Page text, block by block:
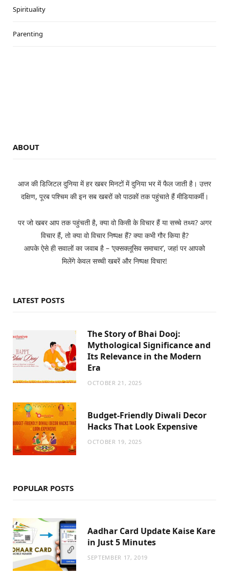
Spirituality
Parenting
ABOUT
आज की डिजिटल दुनिया में हर खबर मिनटों में दुनिया भर में फैल जाती है। उत्तर
दक्षिण, पूरब पश्चिम की इन सब खबरों को पाठकों तक पहुंचाते हैं मीडियाकर्मी।
पर जो खबर आप तक पहुंचती है, क्या वो किसी के विचार हैं या सच्चे तथ्य? अगर
विचार हैं, तो क्या वो विचार निष्पक्ष हैं? क्या कभी गौर किया है?
आपके ऐसे ही सवालों का जवाब है – ‘एक्सक्लूसिव समाचार’, जहां पर आपको
मिलेंगे केवल सच्ची खबरें और निष्पक्ष विचार!
LATEST POSTS
The Story of Bhai Dooj:
Mythological Significance and
Its Relevance in the Modern
Era
OCTOBER 21, 2025
Budget-Friendly Diwali Decor
Hacks That Look Expensive
OCTOBER 19, 2025
POPULAR POSTS
Aadhar Card Update Kaise Kare
in Just 5 Minutes
SEPTEMBER 17, 2019